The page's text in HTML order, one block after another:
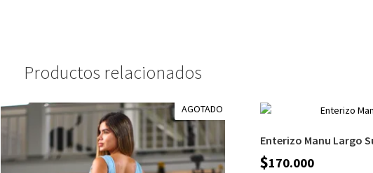
Productos relacionados
AGOTADO
Enterizo Manu Largo
$170.000